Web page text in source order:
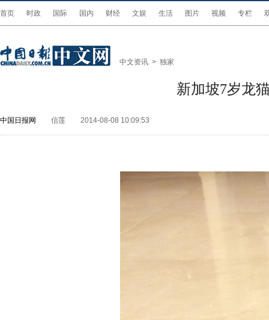
首页 时政 国际 国内 财经 文娱 生活 图片 视频 专栏
中文资讯 > 独家
新加坡7岁龙
中国日报网 信莲 2014-08-08 10:09:53